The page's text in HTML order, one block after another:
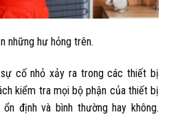
những hư hỏng trên.
cố nhỏ xảy ra trong các thiết bị
kiểm tra mọi bộ phận của thiết bị
định và bình thường hay không.